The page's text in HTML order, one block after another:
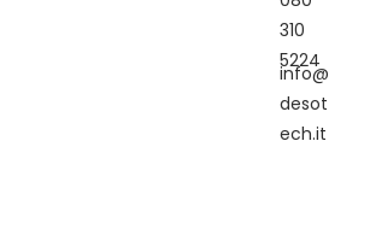
310
5224
info@
desot
ech.it